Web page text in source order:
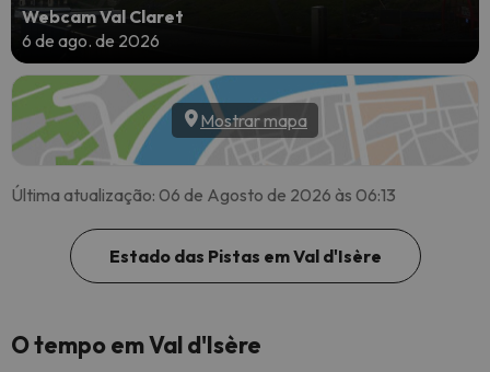
Webcam Val Claret
6 de ago. de 2026
Mostrar mapa
Última atualização: 06 de Agosto de 2026 às 06:13
Estado das Pistas em Val d'Isère
O tempo em Val d'Isère